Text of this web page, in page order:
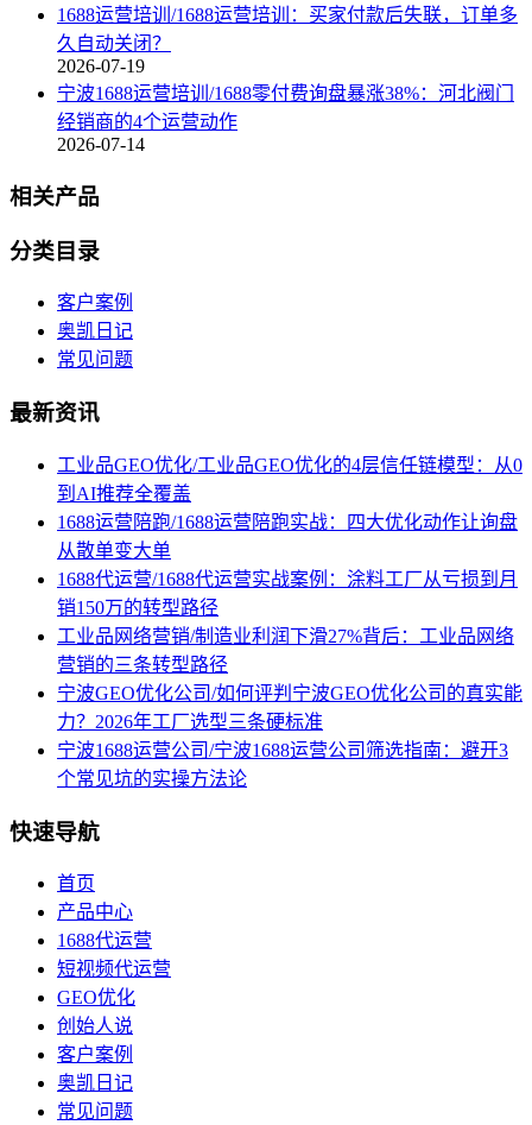
1688运营培训/1688运营培训：买家付款后失联，订单多
久自动关闭？
2026-07-19
宁波1688运营培训/1688零付费询盘暴涨38%：河北阀门
经销商的4个运营动作
2026-07-14
相关产品
分类目录
客户案例
奥凯日记
常见问题
最新资讯
工业品GEO优化/工业品GEO优化的4层信任链模型：从0
到AI推荐全覆盖
1688运营陪跑/1688运营陪跑实战：四大优化动作让询盘
从散单变大单
1688代运营/1688代运营实战案例：涂料工厂从亏损到月
销150万的转型路径
工业品网络营销/制造业利润下滑27%背后：工业品网络
营销的三条转型路径
宁波GEO优化公司/如何评判宁波GEO优化公司的真实能
力？2026年工厂选型三条硬标准
宁波1688运营公司/宁波1688运营公司筛选指南：避开3
个常见坑的实操方法论
快速导航
首页
产品中心
1688代运营
短视频代运营
GEO优化
创始人说
客户案例
奥凯日记
常见问题